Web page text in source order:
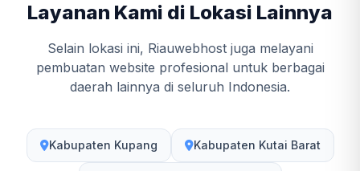
Layanan Kami di Lokasi Lainnya
Selain lokasi ini, Riauwebhost juga melayani
pembuatan website profesional untuk berbagai
daerah lainnya di seluruh Indonesia.
Kabupaten Kupang Kabupaten Kutai Barat